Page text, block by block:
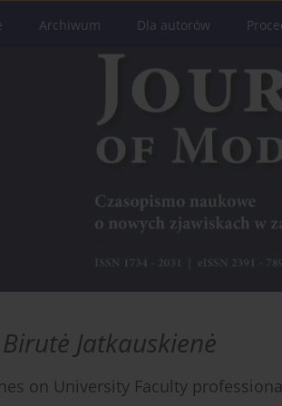
Archiwum Dla autorów
Birutė Jatkauskienė
on University Faculty